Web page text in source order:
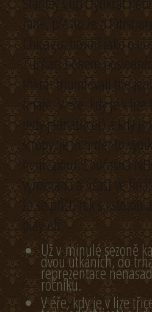
řadě, přesto ze o
Chicagu, hovoří jako o
Tučňáci během
třikrát triumfovali the
finále. V éře, kdy je v
tedy jednatřicet) a kdy
stropy, je in order to
není sporu. Současná
vyrovnaná a účast ve
že se příští rok s jistotou
play-off.
Už v minulé sezoně
dvou utkáních, do
reprezentace
ročníku.
V éře, kdy je v lize